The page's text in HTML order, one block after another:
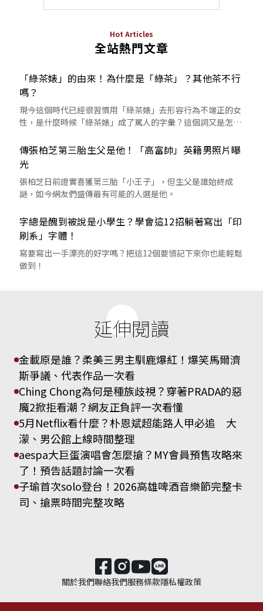
Hot Articles
全站熱門文章
「綠茶婊」的由來！為什麼是「綠茶」？其他茶不行
嗎？
現今這個時代已經很習慣用「綠茶婊」去形容行為不端正的女
性，是什麼時候「綠茶婊」成了罵人的字彙？這個詞又是怎麼
傳張柏芝第三胎生父是他！「高富帥」英籍男照片曝
光
張柏芝日前證實喜獲第三胎「小王子」，但生父是誰始終成
謎，如今網友們盛傳最有可能的人選是他。
字總是醜到被說是小學生？學會這12招躺著寫出「印
刷系」字體！
寫要寫出一手漂亮的好字嗎？把這12個要領記下來你也能輕鬆
做到！
延伸閱讀
金載原是誰？柔美三男主馴鹿爆紅！爆笑馬爾濟
斯爭議、代表作品一次看
Ching Chong為何是種族歧視？穿著PRADA的惡
魔2掀拒看潮？網友正負評一次看懂
5月Netflix看什麼？朴恩斌超能路人甲必追 大
濛、男公館上線時間整理
aespa大巨蛋演唱會怎麼搶？MY會員預售攻略來
了！預告話題討論一次看
子瑜首次solo登台！2026高雄啤酒音樂節完整卡
司、搶票時間完整攻略
關於我們聯絡我們服務條款隱私權政策